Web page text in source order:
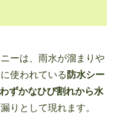
ーは、雨水が溜まりや
使われている防水シー
わずかなひび割れから水
りとして現れます。